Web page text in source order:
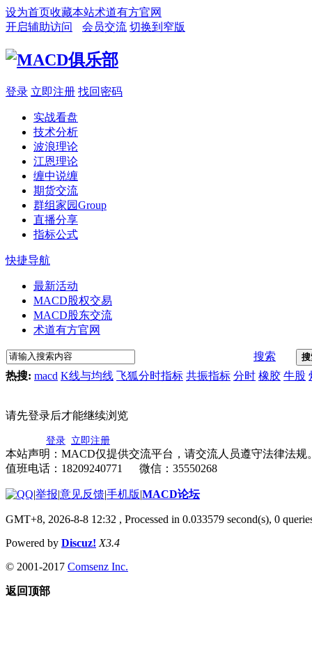
设为首页收藏本站术道有方官网
开启辅助访问
会员交流 切换到窄版
登录 立即注册 找回密码
实战看盘
技术分析
波浪理论
江恩理论
缠中说缠
期货交流
群组家园Group
直播分享
指标公式
快捷导航
最新活动
MACD股权交易
MACD股东交流
术道有方官网
搜索
热搜: macd K线与均线 飞狐分时指标 共振指标 分时 橡胶 牛股
请先登录后才能继续浏览
登录 立即注册
本站声明：MACD仅提供交流平台，请交流人员遵守法律法规
值班电话：18209240771 微信：35550268
|举报|意见反馈|手机版|MACD论坛
GMT+8, 2026-8-8 12:32 , Processed in 0.033579 second(s), 0
Powered by Discuz! X3.4
© 2001-2017 Comsenz Inc.
返回顶部